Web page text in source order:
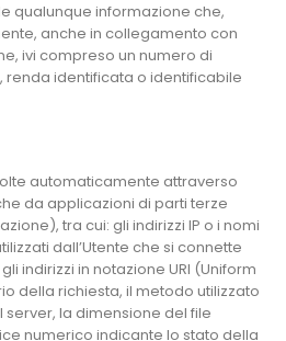
qualunque informazione che,
anche in collegamento con
ivi compreso un numero di
identificata o identificabile
automaticamente attraverso
da applicazioni di parti terze
tra cui: gli indirizzi IP o i nomi
dall’Utente che si connette
indirizzi in notazione URI (Uniform
della richiesta, il metodo utilizzato
server, la dimensione del file
numerico indicante lo stato della